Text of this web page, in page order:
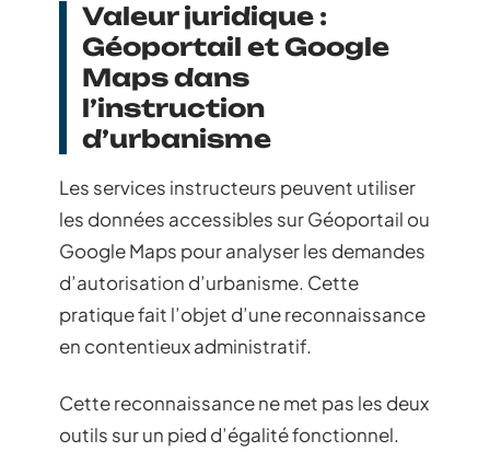
Valeur juridique :
Géoportail et Google
Maps dans
l’instruction
d’urbanisme
Les services instructeurs peuvent utiliser
les données accessibles sur Géoportail ou
Google Maps pour analyser les demandes
d’autorisation d’urbanisme. Cette
pratique fait l’objet d’une reconnaissance
en contentieux administratif.
Cette reconnaissance ne met pas les deux
outils sur un pied d’égalité fonctionnel.